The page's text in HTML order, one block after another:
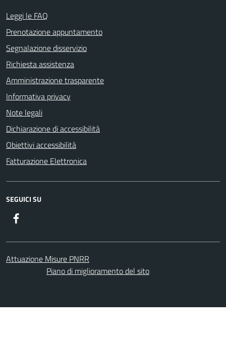
Leggi le FAQ
Prenotazione appuntamento
Segnalazione disservizio
Richiesta assistenza
Amministrazione trasparente
Informativa privacy
Note legali
Dichiarazione di accessibilità
Obiettivi accessibilità
Fatturazione Elettronica
SEGUICI SU
Attuazione Misure PNRR
Piano di miglioramento del sito